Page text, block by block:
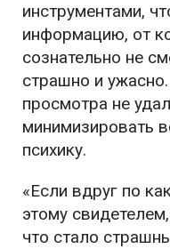
инструментами,
информацию, от
сознательно не
страшно и
просмотра не
минимизировать
психику.
«Если вдруг по
этому
что стало